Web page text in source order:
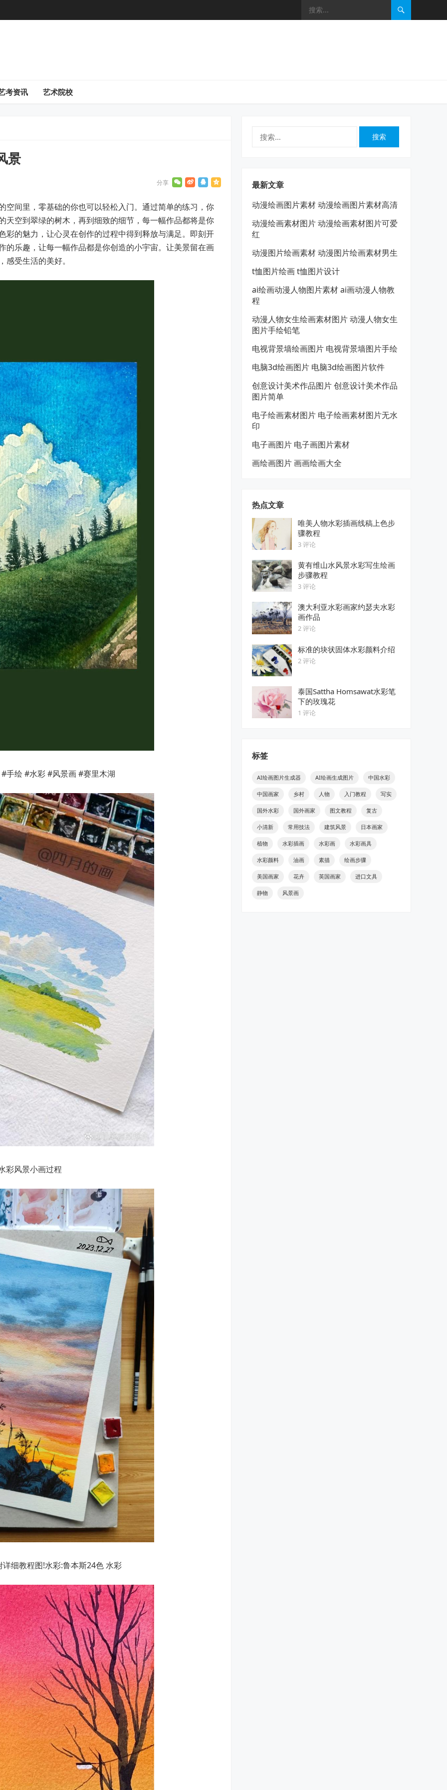
考资讯 艺术院校
景
空间里，零基础的你也可以轻松入门。通过简单的练习，你
天空到翠绿的树木，再到细致的细节，每一幅作品都将是你
彩的魅力，让心灵在创作的过程中得到释放与满足。即刻开
的乐趣，让每一幅作品都是你创造的小宇宙。让美景留在画
受生活的美好。
手绘 #水彩 #风景画 #赛里木湖
彩风景小画过程
细教程图!水彩:鲁本斯24色 水彩
最新文章
动漫绘画图片素材 动漫绘画图片素材高清
动漫绘画素材图片 动漫绘画素材图片可爱
红
动漫图片绘画素材 动漫图片绘画素材男生
t恤图片绘画 t恤图片设计
ai绘画动漫人物图片素材 ai画动漫人物教
程
动漫人物女生绘画素材图片 动漫人物女生
图片手绘铅笔
电视背景墙绘画图片 电视背景墙图片手绘
电脑3d绘画图片 电脑3d绘画图片软件
创意设计美术作品图片 创意设计美术作品
图片简单
电子绘画素材图片 电子绘画素材图片无水
印
电子画图片 电子画图片素材
画绘画图片 画画绘画大全
热点文章
唯美人物水彩插画线稿上色步
骤教程
3 评论
黄有维山水风景水彩写生绘画
步骤教程
3 评论
澳大利亚水彩画家约瑟夫水彩
画作品
2 评论
标准的块状固体水彩颜料介绍
2 评论
泰国Sattha Homsawat水彩笔
下的玫瑰花
1 评论
标签
AI绘画图片生成器 AI绘画生成图片 中国水彩
中国画家 乡村 人物 入门教程 写实
国外水彩 国外画家 图文教程 复古
小清新 常用技法 建筑风景 日本画家
植物 水彩插画 水彩画 水彩画具
水彩颜料 油画 素描 绘画步骤
美国画家 花卉 英国画家 进口文具
静物 风景画